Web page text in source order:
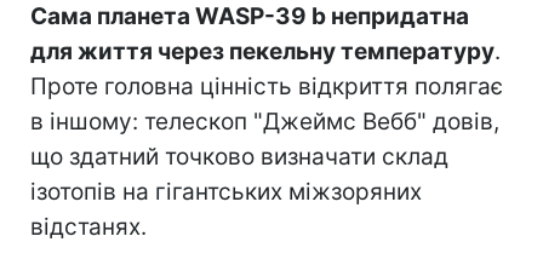
Сама планета WASP-39 b непридатна
для життя через пекельну температуру.
Проте головна цінність відкриття полягає
в іншому: телескоп "Джеймс Вебб" довів,
що здатний точково визначати склад
ізотопів на гігантських міжзоряних
відстанях.